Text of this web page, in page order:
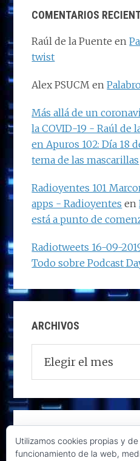
COMENTARIOS
Raúl de la Puente en
twist
Alex PSUCM en
Más allá de un
la COVID-19 - Raúl de
en Apuros 102: Día 18
tema de las mascarillas
Radioyentes 101
apps - Radioyentes en
está a punto de
Radiotweets 16-09-
Todo sobre Podcast
ARCHIVOS
Utilizamos cookies propias y
funcionamiento de la web,